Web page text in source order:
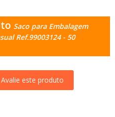
Saco para Embalagem
Ref.99003124 - 50
Avalie este produto